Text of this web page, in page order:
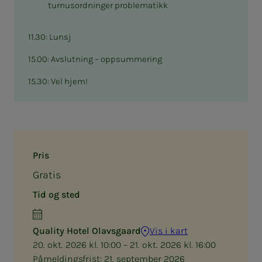
Pris
Gratis
Tid og sted
Quality Hotel Olavsgaard
Vis i kart
20. okt. 2026 kl. 10:00 – 21. okt. 2026 kl. 16:00
Påmeldingsfrist: 21. september 2026
turnusordninger problematikk
11.30: Lunsj
15.00: Avslutning – oppsummering
15.30: Vel hjem!